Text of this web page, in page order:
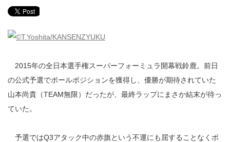
2015年の全日本選手権スーパーフォーミュラ開幕戦鈴鹿。前日
の公式予選でポールポジションを獲得し、優勝が期待されていた
山本尚貴（TEAM無限）だったが、最終ラップにまさか結末が待っ
ていた。
予選ではQ3アタック中の赤旗という不運にも屈することなくポ